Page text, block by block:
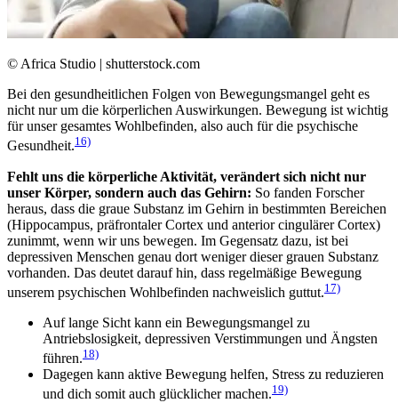
© Africa Studio | shutterstock.com
Bei den gesundheitlichen Folgen von Bewegungsmangel geht es
nicht nur um die körperlichen Auswirkungen. Bewegung ist wichtig
für unser gesamtes Wohlbefinden, also auch für die psychische
Gesundheit.16)
Fehlt uns die körperliche Aktivität, verändert sich nicht nur
unser Körper, sondern auch das Gehirn: So fanden Forscher
heraus, dass die graue Substanz im Gehirn in bestimmten Bereichen
(Hippocampus, präfrontaler Cortex und anterior cingulärer Cortex)
zunimmt, wenn wir uns bewegen. Im Gegensatz dazu, ist bei
depressiven Menschen genau dort weniger dieser grauen Substanz
vorhanden. Das deutet darauf hin, dass regelmäßige Bewegung
unserem psychischen Wohlbefinden nachweislich guttut.17)
Auf lange Sicht kann ein Bewegungsmangel zu
Antriebslosigkeit, depressiven Verstimmungen und Ängsten
führen.18)
Dagegen kann aktive Bewegung helfen, Stress zu reduzieren
und dich somit auch glücklicher machen.19)